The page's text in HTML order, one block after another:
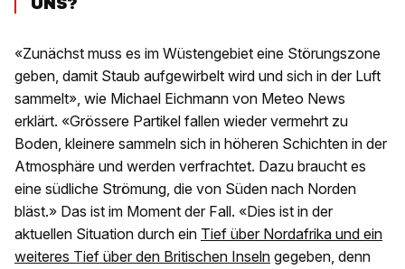
«Zunächst muss es im Wüstengebiet eine Störungszone
geben, damit Staub aufgewirbelt wird und sich in der Luft
sammelt», wie Michael Eichmann von Meteo News
erklärt. «Grössere Partikel fallen wieder vermehrt zu
Boden, kleinere sammeln sich in höheren Schichten in der
Atmosphäre und werden verfrachtet. Dazu braucht es
eine südliche Strömung, die von Süden nach Norden
bläst.» Das ist im Moment der Fall. «Dies ist in der
aktuellen Situation durch ein Tief über Nordafrika und ein
weiteres Tief über den Britischen Inseln gegeben, denn